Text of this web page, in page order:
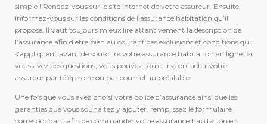
simple ! Rendez-vous sur le site internet de votre assureur. Ensuite,
informez-vous sur les conditions de l’assurance habitation qu’il
propose. Il vaut toujours mieux lire attentivement la description de
l’assurance afin d’être bien au courant des exclusions et conditions qui
s’appliquent avant de souscrire votre assurance habitation en ligne. Si
vous avez des questions, vous pouvez toujours contacter votre
assureur par téléphone ou par courriel au préalable.
Une fois que vous avez choisi votre police d’assurance ainsi que les
garanties que vous souhaitez y ajouter, remplissez le formulaire
correspondant afin de commander votre assurance habitation en